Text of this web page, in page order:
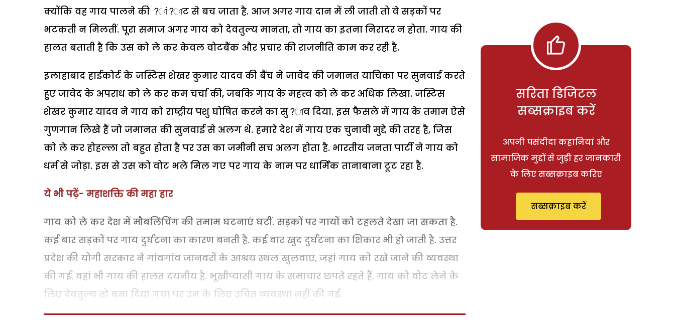
क्योंकि वह गाय पालने की ?ां?ाट से बच जाता है. आज अगर गाय दान में ली जाती तो वे सड़कों पर
भटकती न मिलतीं. पूरा समाज अगर गाय को देवतुल्य मानता, तो गाय का इतना निरादर न होता. गाय की
हालत बताती है कि उस को ले कर केवल वोटबैंक और प्रचार की राजनीति काम कर रही है.
इलाहाबाद हाईकोर्ट के जस्टिस शेखर कुमार यादव की बैंच ने जावेद की जमानत याचिका पर सुनवाई करते
हुए जावेद के अपराध को ले कर कम चर्चा की, जबकि गाय के महत्त्व को ले कर अधिक लिखा. जस्टिस
शेखर कुमार यादव ने गाय को राष्ट्रीय पशु घोषित करने का सु?ाव दिया. इस फैसले में गाय के तमाम ऐसे
गुणगान लिखे हैं जो जमानत की सुनवाई से अलग थे. हमारे देश में गाय एक चुनावी मुद्दे की तरह है, जिस
को ले कर होहल्ला तो बहुत होता है पर उस का जमीनी सच अलग होता है. भारतीय जनता पार्टी ने गाय को
धर्म से जोड़ा. इस से उस को वोट भले मिल गए पर गाय के नाम पर धार्मिक तानाबाना टूट रहा है.
ये भी पढ़ें- महाशक्ति की महा हार
गाय को ले कर देश में मौबलिंचिंग की तमाम घटनाएं घटीं. सड़कों पर गायों को टहलते देखा जा सकता है.
कई बार सड़कों पर गाय दुर्घटना का कारण बनती है. कई बार खुद दुर्घटना का शिकार भी हो जाती है. उत्तर
प्रदेश की योगी सरकार ने गांवगांव जानवरों के आश्रय स्थल खुलवाए, जहां गाय को रखे जाने की व्यवस्था
की गई. वहां भी गाय की हालत दयनीय है. भूखीप्यासी गाय के समाचार छपते रहते हैं. गाय को वोट लेने के
लिए देवतुल्य तो बना दिया गया पर उन के लिए उचित व्यवस्था नहीं की गई.
सरिता डिजिटल
सब्सक्राइब करें
अपनी पसंदीदा कहानियां और
सामाजिक मुद्दों से जुड़ी हर जानकारी
के लिए सब्सक्राइब करिए
सब्सक्राइब करें